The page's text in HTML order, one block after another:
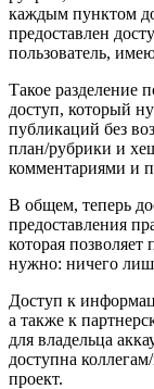
каждым пунктом
предоставлен
пользователь,
Такое разделение
доступ, который
публикаций без
план/рубрики и
комментариями и
В общем, теперь
предоставления
которая позволяет
нужно: ничего
Доступ к
а также к
для владельца
доступна
проект.